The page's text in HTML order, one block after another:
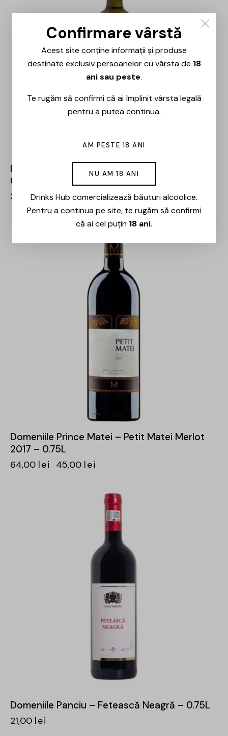
Doemniile Panciu – Riserva Sauvignon Blanc –
0.75L
35,00lei
Domeniile Prince Matei – Petit Matei Merlot
2017 – 0.75L
64,00 lei 45,00 lei
Domeniile Panciu – Fetească Neagră – 0.75L
21,00 lei
Confirmare vârstă
Acest site conține informații și produse
destinate exclusiv persoanelor cu vârsta de 18
ani sau peste.
Te rugăm să confirmi că ai împlinit vârsta legală
pentru a putea continua.
AM PESTE 18 ANI
NU AM 18 ANI
Drinks Hub comercializează băuturi alcoolice.
Pentru a continua pe site, te rugăm să confirmi
că ai cel puțin 18 ani.